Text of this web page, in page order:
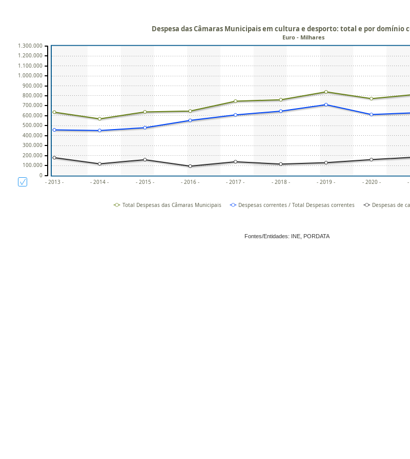
- 2013 - - 2014 - - 2015 - - 2016 - - 2017 - - 2018 - - 2019 - - 2020 -
Despesa das Câmaras Municipais em cultura e desporto: total e por domínio
Euro - Milhares
0
100.000
200.000
300.000
400.000
500.000
600.000
700.000
800.000
900.000
1.000.000
1.100.000
1.200.000
1.300.000
Total Despesas das Câmaras Municipais Despesas correntes / Total Despesas correntes Despesas de
Fontes/Entidades: INE, PORDATA